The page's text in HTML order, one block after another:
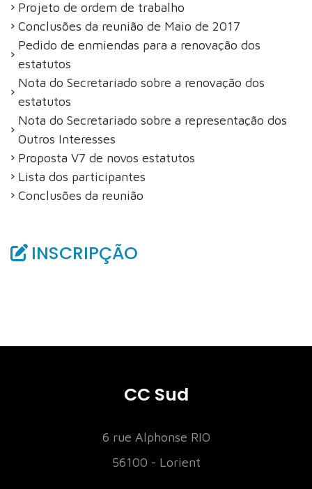
Projeto de ordem de trabalho
Conclusões da reunião de Maio de 2017
Pedido de enmiendas para a renovação dos
estatutos
Nota do Secretariado sobre a renovação dos
estatutos
Nota do Secretariado sobre a representação dos
Outros Interesses
Proposta V7 de novos estatutos
Lista dos participantes
Conclusões da reunião
INSCRIPÇÃO
CC Sud
6 rue Alphonse RIO
56100 - Lorient